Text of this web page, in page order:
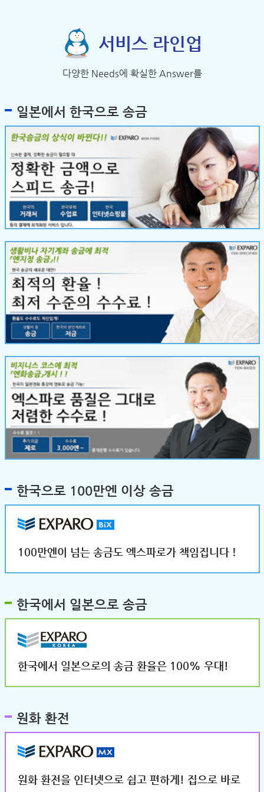
서비스 라인업
다양한 Needs에 확실한 Answer를
일본에서 한국으로 송금
한국으로 100만엔 이상 송금
100만엔이 넘는 송금도 엑스파로가 책임집니다！
한국에서 일본으로 송금
한국에서 일본으로의 송금 환율은 100% 우대!
원화 환전
원화 환전을 인터넷으로 쉽고 편하게! 집으로 바로